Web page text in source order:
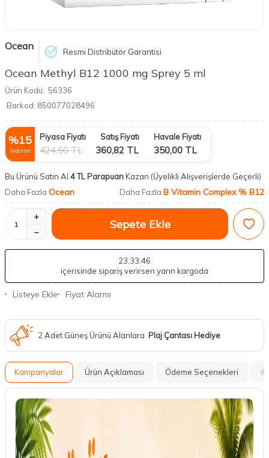
Ocean Resmi Distribütör Garantisi
Ocean Methyl B12 1000 mg Sprey 5 ml
Ürün Kodu: 56336
Barkod: 850077028496
%15
İndirim
Piyasa Fiyatı
424,50TL
Satış Fiyatı
360,82 TL
Havale Fiyatı
350,00 TL
Bu Ürünü Satın Al 4 TL ParapuanKazan (Üyelikli Alışverişlerde Geçerli)
Daha Fazla Ocean Daha Fazla B Vitamin Complex % B12
Sepete Ekle
23:33:45
içerisinde sipariş verirsen yarın kargoda
Listeye Ekle Fiyat Alarmı
2 Adet Güneş Ürünü Alanlara Plaj Çantası Hediye
Kampanyalar Ürün Açıklaması Ödeme Seçenekleri